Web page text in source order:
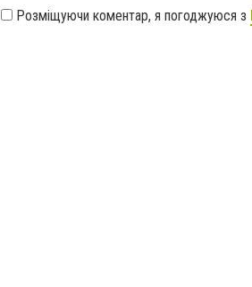
Розміщуючи коментар, я погоджуюся з